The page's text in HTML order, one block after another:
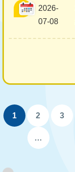
2026-
07-08
Pagination
目
1
頁
2
頁
3
…